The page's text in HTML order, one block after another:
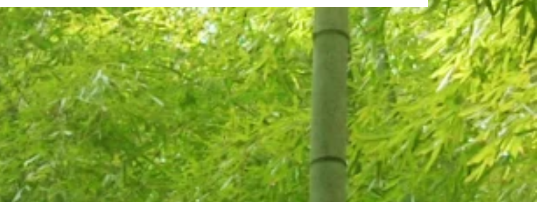
家電と食器を寄付いただきま
した。
電子ピアノを寄付いただきま
した。